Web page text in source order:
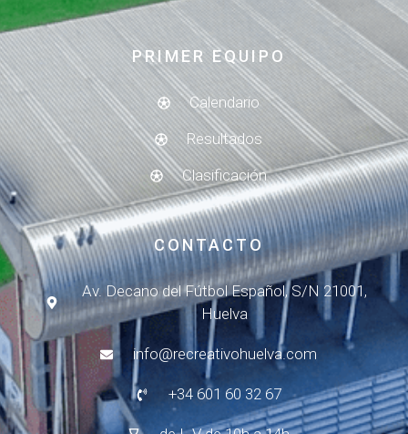
PRIMER EQUIPO
Calendario
Resultados
Clasificación
CONTACTO
Av. Decano del Fútbol Español, S/N 21001,
Huelva
info@recreativohuelva.com
+34 601 60 32 67